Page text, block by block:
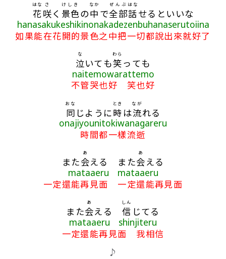
花
はな
咲
さ
く 景色
けしき
の中
なか
で全部
ぜんぶ
話
はな
せるといいな
hanasakukeshikinonakadezenbuhanaserutoiina
如果能在花開的景色之中把一切都說出來就好了
泣
な
いても笑
わら
っても
naitemowarattemo
不管哭也好 笑也好
同
おな
じように時
とき
は流
なが
れる
onajiyounitokiwanagareru
時間都一樣流逝
また会
あ
える また会
あ
える
mataaeru mataaeru
一定還能再見面 一定還能再見面
また会
あ
える 信
しん
じてる
mataaeru shinjiteru
一定還能再見面 我相信
♪